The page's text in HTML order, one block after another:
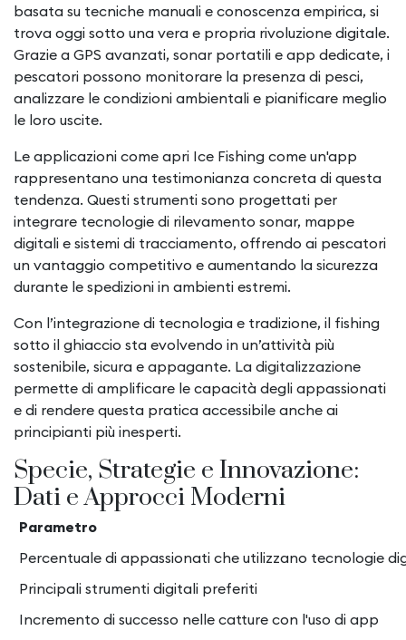
basata su tecniche manuali e conoscenza empirica, si
trova oggi sotto una vera e propria rivoluzione digitale.
Grazie a GPS avanzati, sonar portatili e app dedicate, i
pescatori possono monitorare la presenza di pesci,
analizzare le condizioni ambientali e pianificare meglio
le loro uscite.
Le applicazioni come apri Ice Fishing come un'app
rappresentano una testimonianza concreta di questa
tendenza. Questi strumenti sono progettati per
integrare tecnologie di rilevamento sonar, mappe
digitali e sistemi di tracciamento, offrendo ai pescatori
un vantaggio competitivo e aumentando la sicurezza
durante le spedizioni in ambienti estremi.
Con l’integrazione di tecnologia e tradizione, il fishing
sotto il ghiaccio sta evolvendo in un’attività più
sostenibile, sicura e appagante. La digitalizzazione
permette di amplificare le capacità degli appassionati
e di rendere questa pratica accessibile anche ai
principianti più inesperti.
Specie, Strategie e Innovazione:
Dati e Approcci Moderni
Parametro
Percentuale di appassionati che utilizzano tecnologie
Principali strumenti digitali preferiti
Incremento di successo nelle catture con l'uso di app